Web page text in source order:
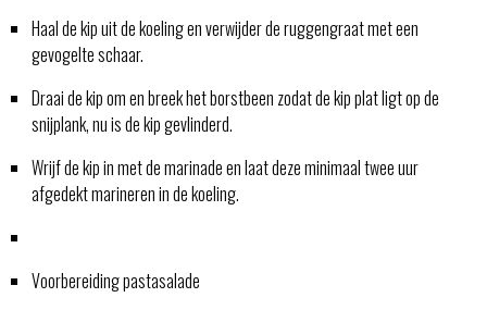
Haal de kip uit de koeling en verwijder de ruggengraat met een
gevogelte schaar.
Draai de kip om en breek het borstbeen zodat de kip plat ligt op de
snijplank, nu is de kip gevlinderd.
Wrijf de kip in met de marinade en laat deze minimaal twee uur
afgedekt marineren in de koeling.
Voorbereiding pastasalade